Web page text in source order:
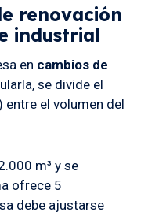
renovación
industrial
en cambios de
se divide el
entre el volumen del
m³ y se
ofrece 5
debe ajustarse